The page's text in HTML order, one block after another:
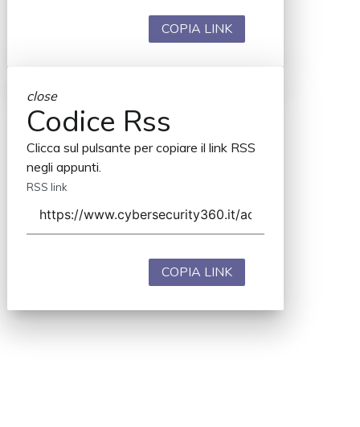
COPIA LINK
close
Codice Rss
Clicca sul pulsante per copiare il link RSS
negli appunti.
RSS link
COPIA LINK